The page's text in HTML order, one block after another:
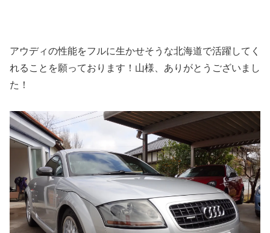
アウディの性能をフルに生かせそうな北海道で活躍してく
れることを願っております！山様、ありがとうございまし
た！